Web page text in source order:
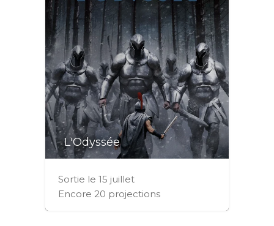
L'Odyssée
Sortie le 15 juillet
Encore 20 projections